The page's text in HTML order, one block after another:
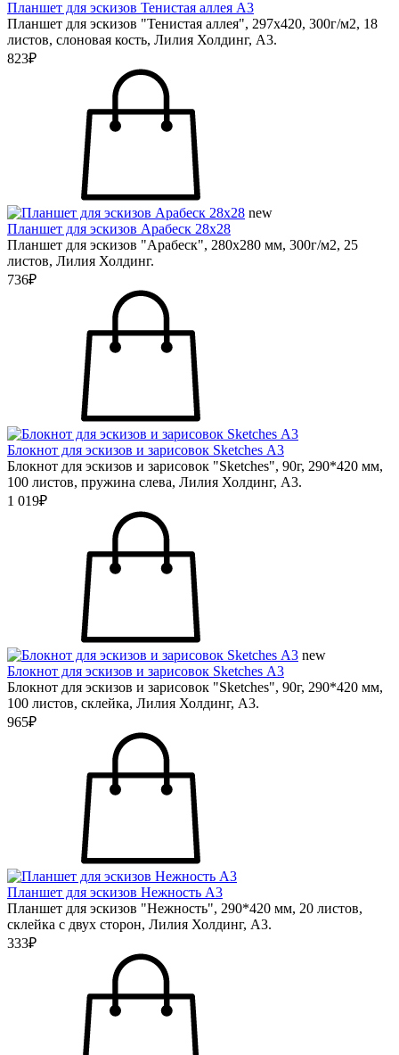
Планшет для эскизов Тенистая аллея А3
Планшет для эскизов "Тенистая аллея", 297х420, 300г/м2, 18
листов, слоновая кость, Лилия Холдинг, А3.
823₽
new
Планшет для эскизов Арабеск 28х28
Планшет для эскизов "Арабеск", 280х280 мм, 300г/м2, 25
листов, Лилия Холдинг.
736₽
Блокнот для эскизов и зарисовок Sketches А3
Блокнот для эскизов и зарисовок "Sketches", 90г, 290*420 мм,
100 листов, пружина слева, Лилия Холдинг, А3.
1 019₽
new
Блокнот для эскизов и зарисовок Sketches А3
Блокнот для эскизов и зарисовок "Sketches", 90г, 290*420 мм,
100 листов, склейка, Лилия Холдинг, А3.
965₽
Планшет для эскизов Нежность А3
Планшет для эскизов "Нежность", 290*420 мм, 20 листов,
склейка с двух сторон, Лилия Холдинг, А3.
333₽